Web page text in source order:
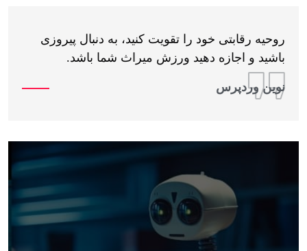
روحیه رقابتی خود را تقویت کنید، به دنبال پیروزی
باشید و اجازه دهید ورزش میراث شما باشد.
نوین وردپرس